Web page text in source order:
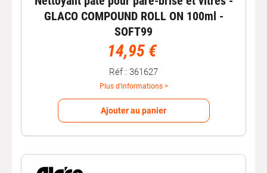
GLACO COMPOUND ROLL ON 100ml -
SOFT99
14,95 €
Réf : 361627
Plus d'informations >
Ajouter au panier